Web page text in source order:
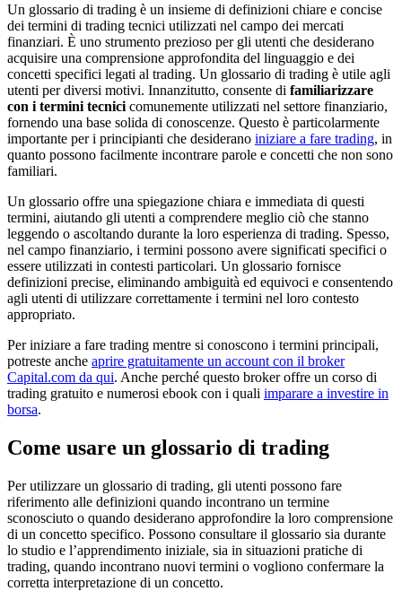
Un glossario di trading è un insieme di definizioni chiare e concise
dei termini di trading tecnici utilizzati nel campo dei mercati
finanziari. È uno strumento prezioso per gli utenti che desiderano
acquisire una comprensione approfondita del linguaggio e dei
concetti specifici legati al trading. Un glossario di trading è utile agli
utenti per diversi motivi. Innanzitutto, consente di familiarizzare
con i termini tecnici comunemente utilizzati nel settore finanziario,
fornendo una base solida di conoscenze. Questo è particolarmente
importante per i principianti che desiderano iniziare a fare trading, in
quanto possono facilmente incontrare parole e concetti che non sono
familiari.
Un glossario offre una spiegazione chiara e immediata di questi
termini, aiutando gli utenti a comprendere meglio ciò che stanno
leggendo o ascoltando durante la loro esperienza di trading. Spesso,
nel campo finanziario, i termini possono avere significati specifici o
essere utilizzati in contesti particolari. Un glossario fornisce
definizioni precise, eliminando ambiguità ed equivoci e consentendo
agli utenti di utilizzare correttamente i termini nel loro contesto
appropriato.
Per iniziare a fare trading mentre si conoscono i termini principali,
potreste anche aprire gratuitamente un account con il broker
Capital.com da qui. Anche perché questo broker offre un corso di
trading gratuito e numerosi ebook con i quali imparare a investire in
borsa.
Come usare un glossario di trading
Per utilizzare un glossario di trading, gli utenti possono fare
riferimento alle definizioni quando incontrano un termine
sconosciuto o quando desiderano approfondire la loro comprensione
di un concetto specifico. Possono consultare il glossario sia durante
lo studio e l’apprendimento iniziale, sia in situazioni pratiche di
trading, quando incontrano nuovi termini o vogliono confermare la
corretta interpretazione di un concetto.